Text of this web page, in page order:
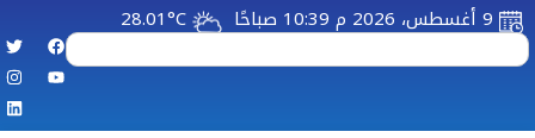
9 أغسطس، 2026 م 10:39 صباحًا 28.01°C